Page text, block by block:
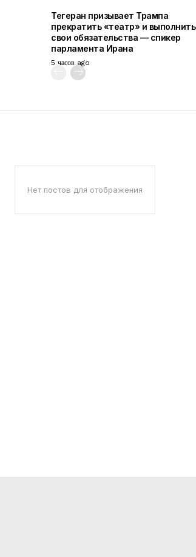
Тегеран призывает Трампа
прекратить «театр» и выполнить
свои обязательства — спикер
парламента Ирана
5 часов ago
Нет постов для отображения